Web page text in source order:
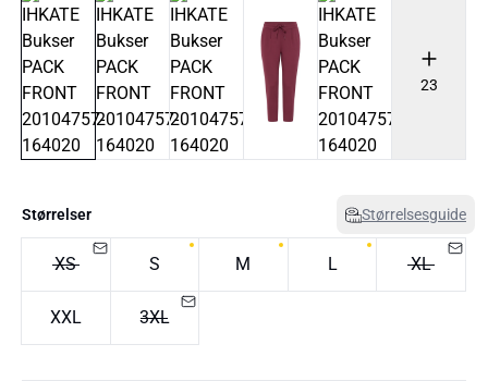
23
Størrelser Størrelsesguide
XS S M L XL
XXL 3XL